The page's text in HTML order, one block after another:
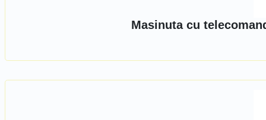
Masinuta cu